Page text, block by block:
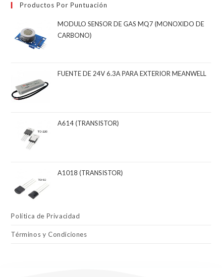
Productos Por Puntuación
MODULO SENSOR DE GAS MQ7 (MONOXIDO DE
CARBONO)
FUENTE DE 24V 6.3A PARA EXTERIOR MEANWELL
A614 (TRANSISTOR)
A1018 (TRANSISTOR)
Política de Privacidad
Términos y Condiciones